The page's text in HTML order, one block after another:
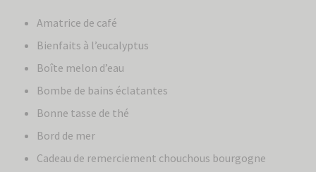
Amatrice de café
Bienfaits à l’eucalyptus
Boîte melon d’eau
Bombe de bains éclatantes
Bonne tasse de thé
Bord de mer
Cadeau de remerciement chouchous bourgogne